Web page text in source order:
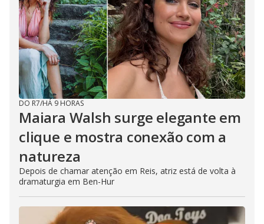
DO R7/HÁ 9 HORAS
Maiara Walsh surge elegante em
clique e mostra conexão com a
natureza
Depois de chamar atenção em Reis, atriz está de volta à
dramaturgia em Ben-Hur